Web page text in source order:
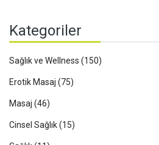
Kategoriler
Sağlık ve Wellness (150)
Erotik Masaj (75)
Masaj (46)
Cinsel Sağlık(15)